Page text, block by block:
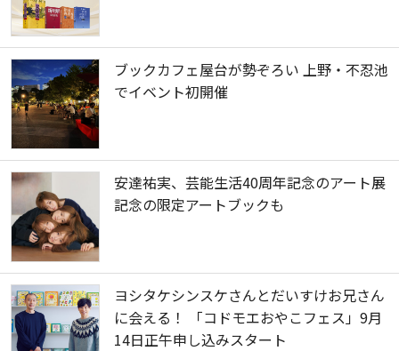
ブックカフェ屋台が勢ぞろい 上野・不忍池
でイベント初開催
安達祐実、芸能生活40周年記念のアート展
記念の限定アートブックも
ヨシタケシンスケさんとだいすけお兄さん
に会える！ 「コドモエおやこフェス」9月
14日正午申し込みスタート